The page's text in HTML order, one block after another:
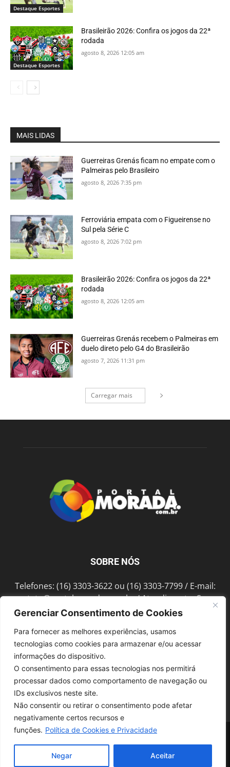
Gerenciar Consentimento de Cookies
Para fornecer as melhores experiências, usamos
tecnologias como cookies para armazenar e/ou acessar
informações do dispositivo.
O consentimento para essas tecnologias nos permitirá
processar dados como comportamento de navegação ou
IDs exclusivos neste site.
Não consentir ou retirar o consentimento pode afetar
negativamente certos recursos e
funções. Política de Cookies e Privacidade
Negar Aceitar
Destaque Esportes
Destaque Esportes
Brasileirão 2026: Confira os jogos da 22ª
rodada
agosto 8, 2026 12:05 am
MAIS LIDAS
Guerreiras Grenás ficam no empate com o
Palmeiras pelo Brasileiro
agosto 8, 2026 7:35 pm
Ferroviária empata com o Figueirense no
Sul pela Série C
agosto 8, 2026 7:02 pm
Brasileirão 2026: Confira os jogos da 22ª
rodada
agosto 8, 2026 12:05 am
Guerreiras Grenás recebem o Palmeiras em
duelo direto pelo G4 do Brasileirão
agosto 7, 2026 11:31 pm
Carregar mais
SOBRE NÓS
Telefones: (16) 3303-3622 ou (16) 3303-7799 / E-mail:
contato@portalmorada.com.br/ Atendimento: Seg a
Sex das 8h às 18h / Endereço: Av. Bento de Abreu, 889
SIGA-NOS
© 1997-2022, GRUPO ROBERTO MONTORO É proibida a reprodução do
conteúdo em qualquer meio de comunicação, eletrônico ou impresso,
Desenvolvido pela